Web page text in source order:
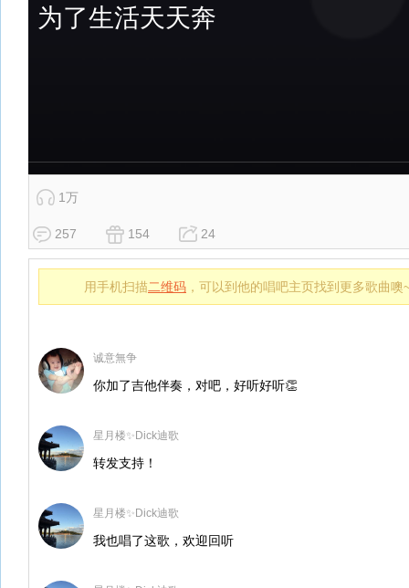
1万
257 154 24
用手机扫描二维码 ，可以到他的唱吧主页找到更多歌曲噢
诚意無争
你加了吉他伴奏，对吧，好听好听👏
星月楼✨Dick迪歌
转发支持！
星月楼✨Dick迪歌
我也唱了这歌，欢迎回听